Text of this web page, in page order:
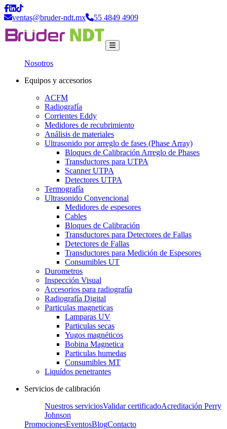
ventas@bruder-ndt.mx 55 4849 4909
Nosotros
Equipos y accesorios
ACFM
Radiografía
Corrientes Eddy
Medidores de recubrimiento
Análisis de materiales
Ultrasonido por arreglo de fases (Phase Array)
Bloques de Calibración Arreglo de Phases
Transductores para UTPA
Scanner UTPA
Detectores UTPA
Termografía
Ultrasonido Convencional
Medidores de espesores
Cables
Bloques de Calibración
Transductores para Detectores de Fallas
Detectores de Fallas
Transductores para Medición de Espesores
Consumibles UT
Durometros
Inspección Visual
Accesorios para radiografía
Radiografía Digital
Particulas magneticas
Lamparas UV
Particulas secas
Yugos magnéticos
Bobina Magnetica
Particulas humedas
Consumibles MT
Liquídos penetrantes
Servicios de calibración
Nuestros serviciosValidar certificadoAcreditación Perry
Johnson
PromocionesEventosBlogContacto